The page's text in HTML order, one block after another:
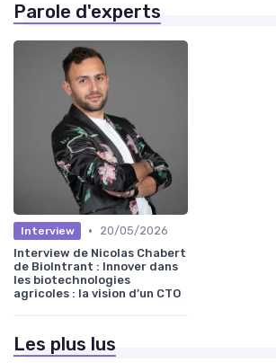
Parole d'experts
Interview •
20/05/2026
Interview de Nicolas Chabert
de BioIntrant : Innover dans
les biotechnologies
agricoles : la vision d’un CTO
Les plus lus